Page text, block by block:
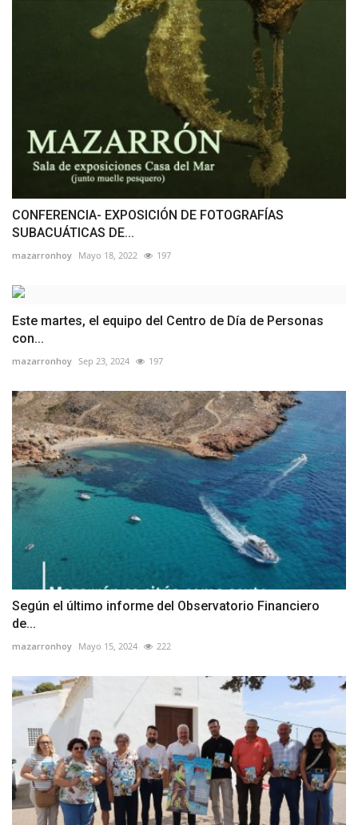
CONFERENCIA- EXPOSICIÓN DE FOTOGRAFÍAS
SUBACUÁTICAS DE...
mazarronhoy Mayo 18, 2022 197
Este martes, el equipo del Centro de Día de Personas
con...
mazarronhoy Sep 23, 2024 197
Según el último informe del Observatorio Financiero
de...
mazarronhoy Mayo 15, 2024 222